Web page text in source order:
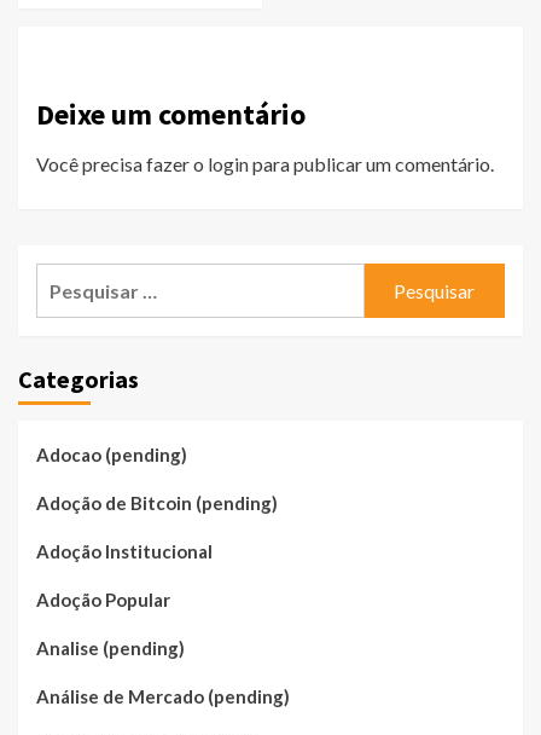
Deixe um comentário
Você precisa fazer o loginpara publicar um comentário.
Categorias
Adocao (pending)
Adoção de Bitcoin (pending)
Adoção Institucional
Adoção Popular
Analise (pending)
Análise de Mercado (pending)